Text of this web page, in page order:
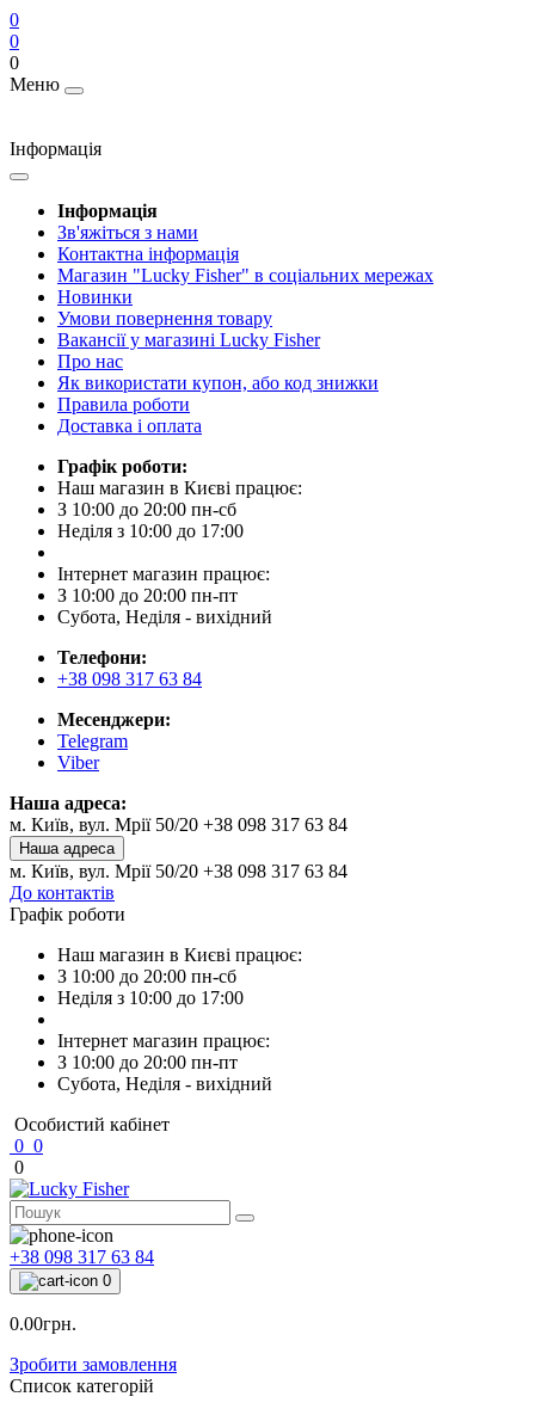
0
0
0
Меню
Інформація
Інформація
Зв'яжіться з нами
Контактна інформація
Магазин "Lucky Fisher" в соціальних мережах
Новинки
Умови повернення товару
Вакансії у магазині Lucky Fisher
Про нас
Як використати купон, або код знижки
Правила роботи
Доставка і оплата
Графік роботи:
Наш магазин в Києві працює:
З 10:00 до 20:00 пн-сб
Неділя з 10:00 до 17:00
Інтернет магазин працює:
З 10:00 до 20:00 пн-пт
Субота, Неділя - вихідний
Телефони:
+38 098 317 63 84
Месенджери:
Telegram
Viber
Наша адреса:
м. Київ, вул. Мрії 50/20 +38 098 317 63 84
Наша адреса
м. Київ, вул. Мрії 50/20 +38 098 317 63 84
До контактів
Графік роботи
Наш магазин в Києві працює:
З 10:00 до 20:00 пн-сб
Неділя з 10:00 до 17:00
Інтернет магазин працює:
З 10:00 до 20:00 пн-пт
Субота, Неділя - вихідний
Особистий кабінет
0 0
0
+38 098 317 63 84
0
0.00грн.
Зробити замовлення
Список категорій